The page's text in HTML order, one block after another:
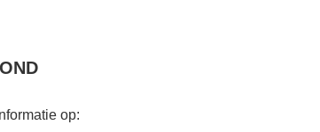
op: